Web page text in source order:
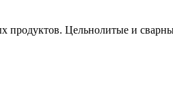
продуктов. Цельнолитые и